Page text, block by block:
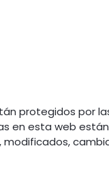
protegidos por
en esta web
modificados,